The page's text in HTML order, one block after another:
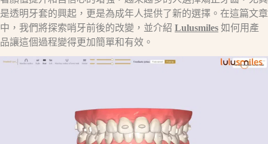
是透明牙套的興起，更是為成年人提供了新的選擇。在這篇文章
中，我們將探索哨牙前後的改變，並介紹 Lulusmiles 如何用產
品讓這個過程變得更加簡單和有效。